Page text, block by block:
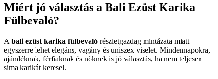
Miért jó választás a Bali Ezüst Karika
Fülbevaló?
A bali ezüst karika fülbevaló részletgazdag mintázata miatt
egyszerre lehet elegáns, vagány és uniszex viselet. Mindennapokra,
ajándéknak, férfiaknak és nőknek is jó választás, ha nem teljesen
sima karikát keresel.